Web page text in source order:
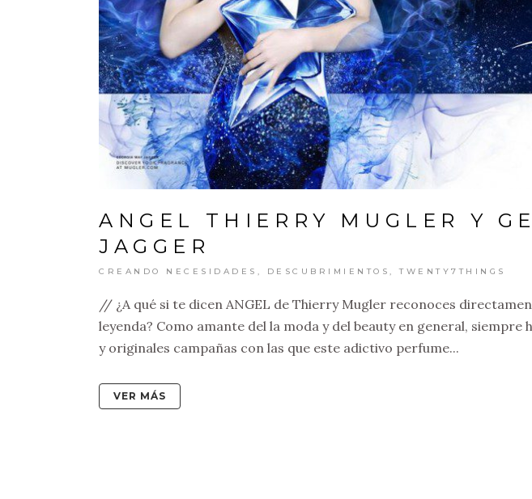
ANGEL THIERRY MUGLER Y
JAGGER
CREANDO NECESIDADES , DESCUBRIMIENTOS ,TWENTY7THINGS
// ¿A qué si te dicen ANGEL de Thierry Mugler reconoces
leyenda? Como amante del la moda y del beauty en general, siempre
y originales campañas con las que este adictivo perfume...
VER MÁS